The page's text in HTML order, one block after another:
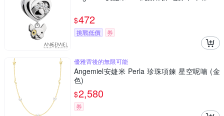
$472
挑戰低價 券
優雅背後的無限可能
Angemiel安婕米 Perla 珍珠項鍊 星空呢喃 (金
色)
$2,580
券